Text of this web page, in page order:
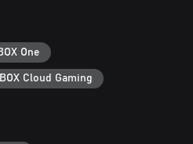
se tarifas do provedor de
Live. Não disponível em todos
mais recentes em
One
Cloud Gaming